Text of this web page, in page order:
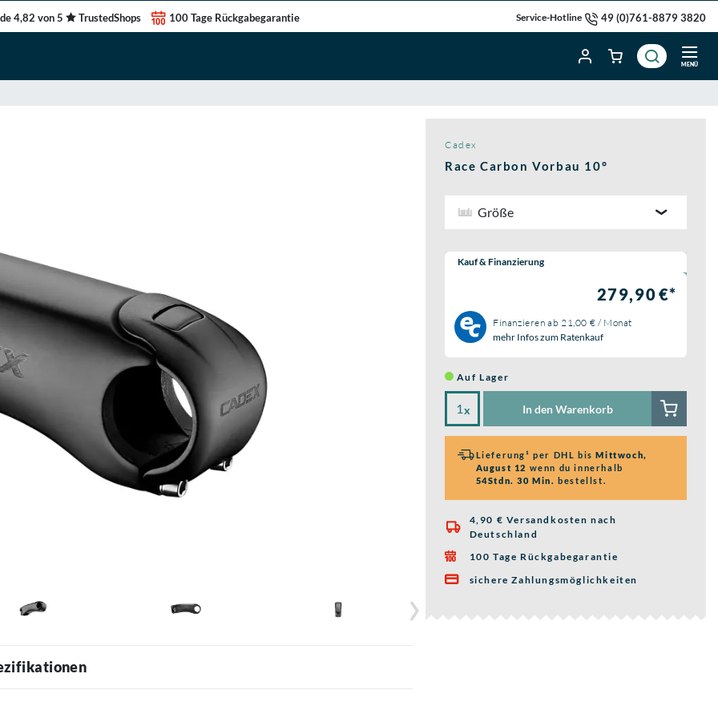
4,82 von 5 TrustedShops 100 Tage Rückgabegarantie Service-Hotline 49 (0)761-8879 3820
MENÜ
Cadex
Race Carbon Vorbau 10°
Größe
Wähle eine Preisoption:
Kauf & Finanzierung
279,90 €*
Finanzieren ab 21,00 € / Monat
mehr Infos zum Ratenkauf
Auf Lager
x In den Warenkorb
Lieferung¹ per DHL bisMittwoch,
August 12 wenn du innerhalb
54Stdn. 30 Min. bestellst.

4,90 € Versandkosten nach
Deutschland
 100 Tage Rückgabegarantie
 sichere Zahlungsmöglichkeiten